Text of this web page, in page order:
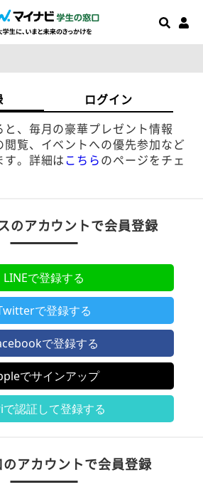
ログイン
と、毎月の豪華プレゼント情報
閲覧、イベントへの優先参加など
す。詳細は こちら のページをチェ
のアカウントで会員登録
LINEで登録する
で登録する
で登録する
でサインアップ
認証して登録する
のアカウントで会員登録